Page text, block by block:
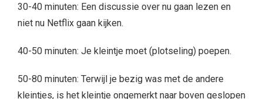
30-40 minuten: Een discussie over nu gaan lezen en
niet nu Netflix gaan kijken.
40-50 minuten: Je kleintje moet (plotseling) poepen.
50-80 minuten: Terwijl je bezig was met de andere
kleintjes, is het kleintje ongemerkt naar boven geslopen